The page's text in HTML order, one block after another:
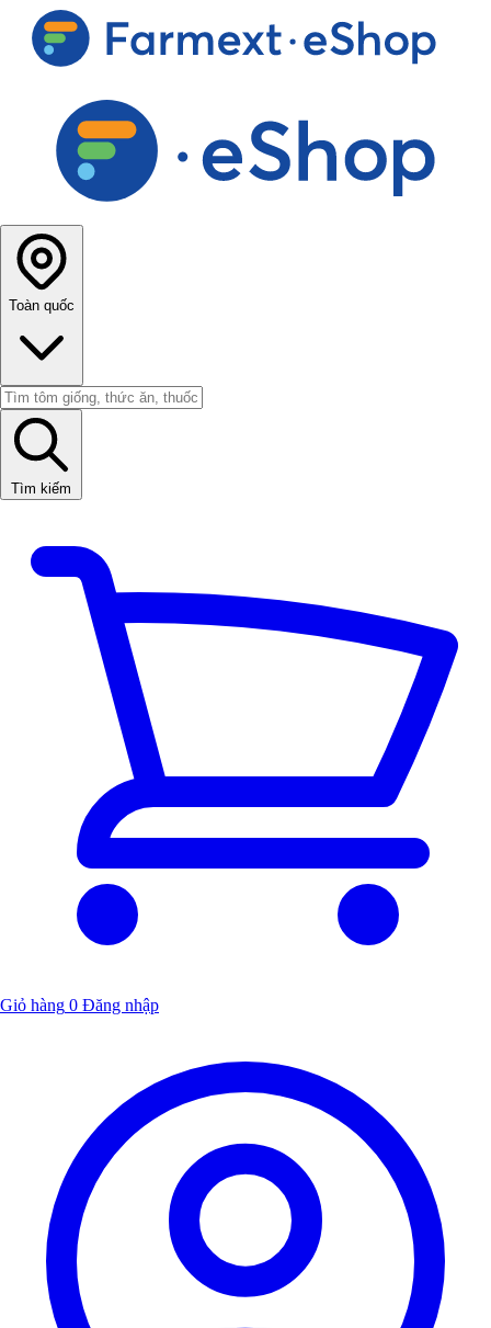
Toàn quốc
Tìm kiếm
Giỏ hàng 0 Đăng nhập